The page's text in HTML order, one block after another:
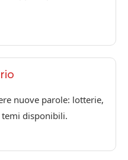
nuove parole: lotterie,
disponibili.